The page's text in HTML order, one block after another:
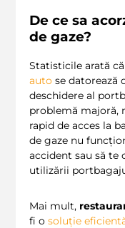
De ce sa
de gaze?
Statisticile arată
auto se datorează
deschidere al
problemă majoră,
rapid de acces la
de gaze nu
accident sau să
utilizării
Mai mult,
fi o soluție